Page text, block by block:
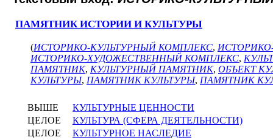
ПАМЯТНИК ИСТОРИИ И КУЛЬТУРЫ
(ИСТОРИКО-КУЛЬТУРНЫЙ КОМПЛЕКС,
ИСТОРИКО-ХУДОЖЕСТВЕННЫЙ КОМПЛЕКС,
ПАМЯТНИК, КУЛЬТУРНЫЙ ПАМЯТНИК, ОБЪЕКТ
КУЛЬТУРЫ, ПАМЯТНИК КУЛЬТУРЫ, ПАМЯТНИК
ВЫШЕ
КУЛЬТУРНЫЕ ЦЕННОСТИ
ЦЕЛОЕ
КУЛЬТУРА (СФЕРА ДЕЯТЕЛЬНОСТИ)
ЦЕЛОЕ
КУЛЬТУРНОЕ НАСЛЕДИЕ